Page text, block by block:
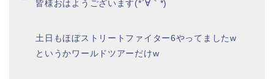
皆様おはようございます(*´∀｀*)
土日もほぼストリートファイター6やってましたw
というかワールドツアーだけw